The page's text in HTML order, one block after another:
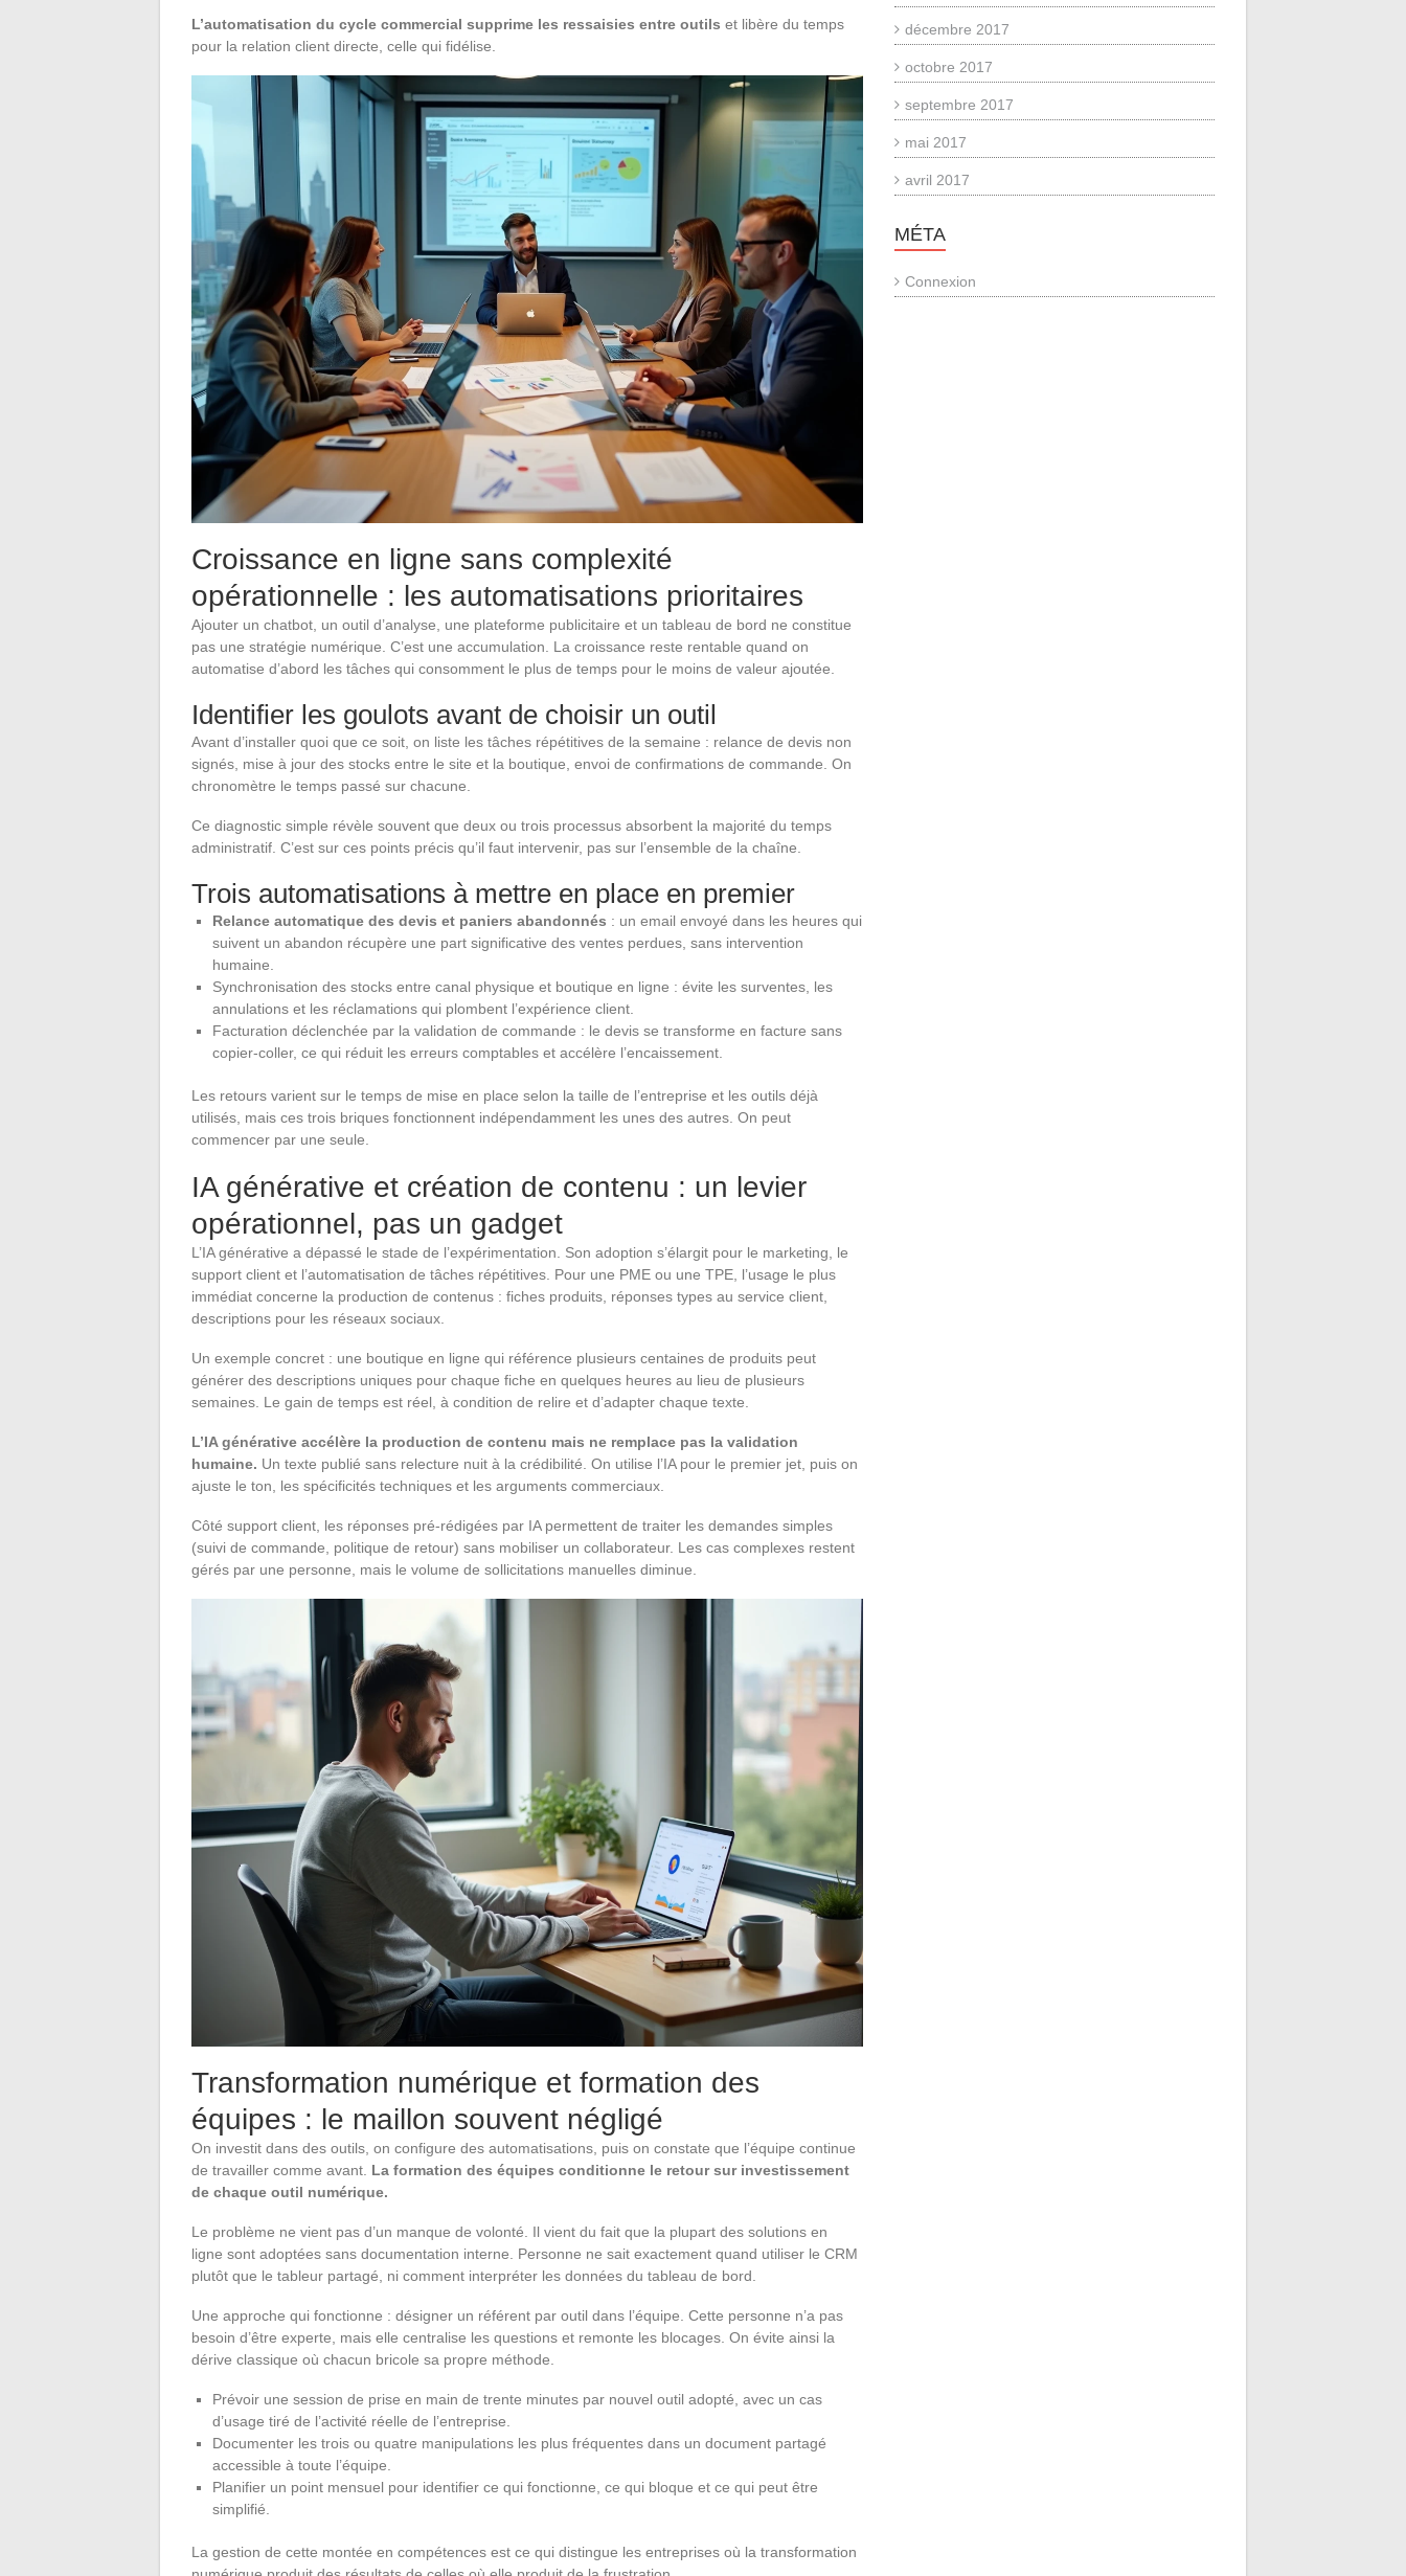
L’automatisation du cycle commercial supprime les ressaisies entre outils et libère du temps
pour la relation client directe, celle qui fidélise.
Croissance en ligne sans complexité
opérationnelle : les automatisations prioritaires
Ajouter un chatbot, un outil d’analyse, une plateforme publicitaire et un tableau de bord ne constitue
pas une stratégie numérique. C’est une accumulation. La croissance reste rentable quand on
automatise d’abord les tâches qui consomment le plus de temps pour le moins de valeur ajoutée.
Identifier les goulots avant de choisir un outil
Avant d’installer quoi que ce soit, on liste les tâches répétitives de la semaine : relance de devis non
signés, mise à jour des stocks entre le site et la boutique, envoi de confirmations de commande. On
chronomètre le temps passé sur chacune.
Ce diagnostic simple révèle souvent que deux ou trois processus absorbent la majorité du temps
administratif. C’est sur ces points précis qu’il faut intervenir, pas sur l’ensemble de la chaîne.
Trois automatisations à mettre en place en premier
Relance automatique des devis et paniers abandonnés : un email envoyé dans les heures qui
suivent un abandon récupère une part significative des ventes perdues, sans intervention
humaine.
Synchronisation des stocks entre canal physique et boutique en ligne : évite les surventes, les
annulations et les réclamations qui plombent l’expérience client.
Facturation déclenchée par la validation de commande : le devis se transforme en facture sans
copier-coller, ce qui réduit les erreurs comptables et accélère l’encaissement.
Les retours varient sur le temps de mise en place selon la taille de l’entreprise et les outils déjà
utilisés, mais ces trois briques fonctionnent indépendamment les unes des autres. On peut
commencer par une seule.
IA générative et création de contenu : un levier
opérationnel, pas un gadget
L’IA générative a dépassé le stade de l’expérimentation. Son adoption s’élargit pour le marketing, le
support client et l’automatisation de tâches répétitives. Pour une PME ou une TPE, l’usage le plus
immédiat concerne la production de contenus : fiches produits, réponses types au service client,
descriptions pour les réseaux sociaux.
Un exemple concret : une boutique en ligne qui référence plusieurs centaines de produits peut
générer des descriptions uniques pour chaque fiche en quelques heures au lieu de plusieurs
semaines. Le gain de temps est réel, à condition de relire et d’adapter chaque texte.
L’IA générative accélère la production de contenu mais ne remplace pas la validation
humaine. Un texte publié sans relecture nuit à la crédibilité. On utilise l’IA pour le premier jet, puis on
ajuste le ton, les spécificités techniques et les arguments commerciaux.
Côté support client, les réponses pré-rédigées par IA permettent de traiter les demandes simples
(suivi de commande, politique de retour) sans mobiliser un collaborateur. Les cas complexes restent
gérés par une personne, mais le volume de sollicitations manuelles diminue.
Transformation numérique et formation des
équipes : le maillon souvent négligé
On investit dans des outils, on configure des automatisations, puis on constate que l’équipe continue
de travailler comme avant. La formation des équipes conditionne le retour sur investissement
de chaque outil numérique.
Le problème ne vient pas d’un manque de volonté. Il vient du fait que la plupart des solutions en
ligne sont adoptées sans documentation interne. Personne ne sait exactement quand utiliser le CRM
plutôt que le tableur partagé, ni comment interpréter les données du tableau de bord.
Une approche qui fonctionne : désigner un référent par outil dans l’équipe. Cette personne n’a pas
besoin d’être experte, mais elle centralise les questions et remonte les blocages. On évite ainsi la
dérive classique où chacun bricole sa propre méthode.
Prévoir une session de prise en main de trente minutes par nouvel outil adopté, avec un cas
d’usage tiré de l’activité réelle de l’entreprise.
Documenter les trois ou quatre manipulations les plus fréquentes dans un document partagé
accessible à toute l’équipe.
Planifier un point mensuel pour identifier ce qui fonctionne, ce qui bloque et ce qui peut être
simplifié.
La gestion de cette montée en compétences est ce qui distingue les entreprises où la transformation
décembre 2017
octobre 2017
septembre 2017
mai 2017
avril 2017
MÉTA
Connexion